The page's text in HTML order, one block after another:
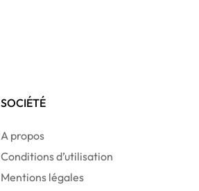
SOCIÉTÉ
A propos
Conditions d’utilisation
Mentions légales